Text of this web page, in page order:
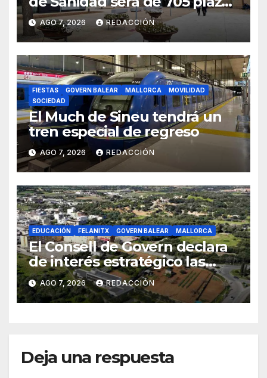
en 2026
AGO 7, 2026 REDACCIÓN
FIESTAS GOVERN BALEAR MALLORCA
MOVILIDAD
SOCIEDAD
El Much de Sineu tendrá un
tren especial de regreso
AGO 7, 2026 REDACCIÓN
EDUCACIÓN FELANITX GOVERN BALEAR MALLORCA
El Consell de Govern declara
de interés estratégico las
obras de acceso al nuevo
CEIP de Felanitx
AGO 7, 2026 REDACCIÓN
Deja una respuesta